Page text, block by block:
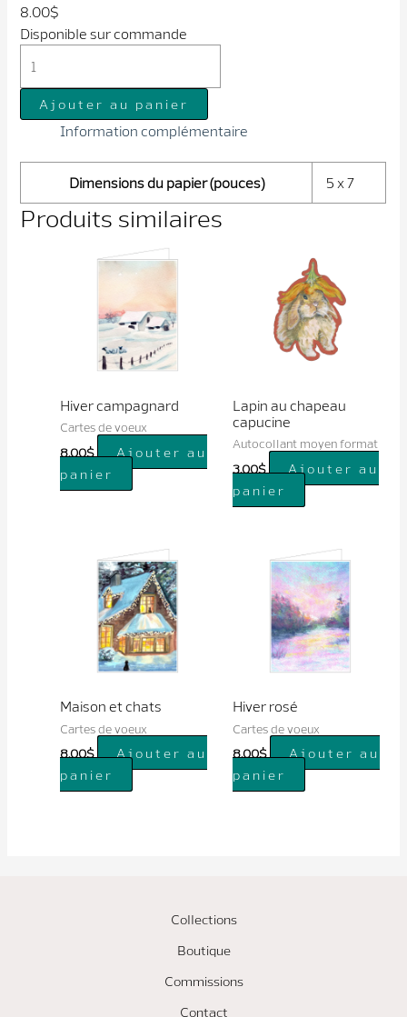
8.00$
Disponible sur commande
de
Lapin
au
chapeau
capucine
Ajouter au panier
Information complémentaire
Dimensions du papier (pouces) 5 x 7
Produits similaires
Hiver campagnard
Cartes de voeux
8.00$
Ajouter au
panier
Lapin au chapeau
capucine
Autocollant moyen format
3.00$
Ajouter au
panier
Maison et chats
Cartes de voeux
8.00$
Ajouter au
panier
Hiver rosé
Cartes de voeux
8.00$
Ajouter au
panier
Collections
Boutique
Commissions
Contact